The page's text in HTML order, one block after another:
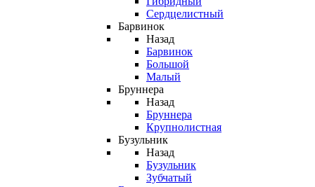
Сердцелистный
Барвинок
Назад
Барвинок
Большой
Малый
Бруннера
Назад
Бруннера
Крупнолистная
Бузульник
Назад
Бузульник
Зубчатый